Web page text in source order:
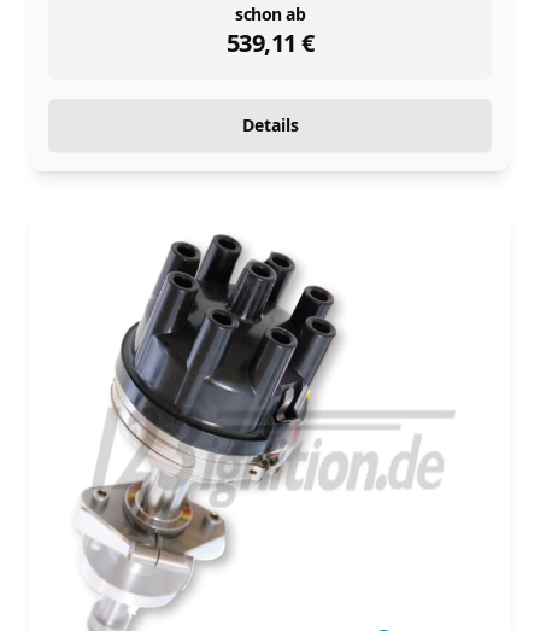
schon ab
539,11 €
instock
Details